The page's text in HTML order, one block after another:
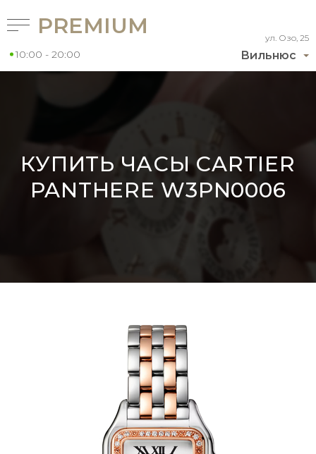
Вильнюс
ул. Озо, 25
PREMIUM
10:00 - 20:00
КУПИТЬ ЧАСЫ CARTIER
PANTHERE W3PN0006